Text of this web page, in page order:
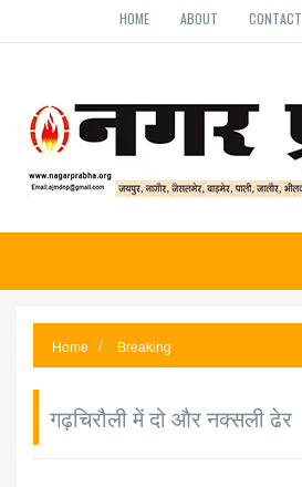
HOME ABOUT CONTACT
Home Breaking
गढ़चिरौली में दो और नक्सली ढेर